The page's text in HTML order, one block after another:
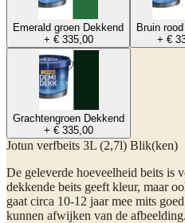
Emerald groen Dekkend
+ € 335,00
Bruin
+ €
Grachtengroen Dekkend
+ € 335,00
Jotun verfbeits 3L (2,7l) Blik(ken)
De geleverde hoeveelheid beits is
dekkende beits geeft kleur, maar
gaat circa 10-12 jaar mee mits
kunnen afwijken van de afbeelding.